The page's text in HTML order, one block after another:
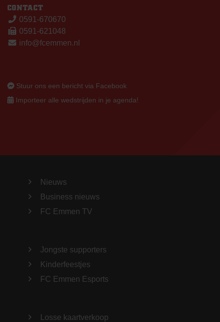
CONTACT
0591-670670
0591-621048
info@fcemmen.nl
Stuur ons een bericht via Facebook
Importeer alle wedstrijden in je agenda!
Nieuws
Business nieuws
FC Emmen TV
Jongste supporters
Kinderfeestjes
FC Emmen Esports
Losse kaartverkoop